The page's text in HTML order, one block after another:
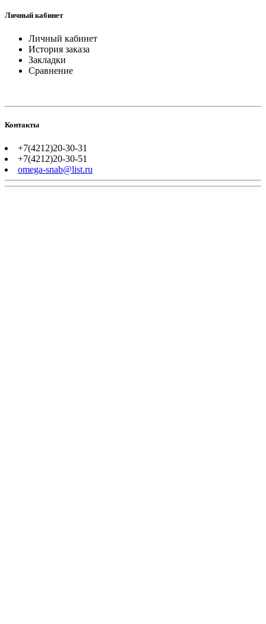
Личный кабинет
Личный кабинет
История заказа
Закладки
Сравнение
Контакты
+7(4212)20-30-31
+7(4212)20-30-51
omega-snab@list.ru